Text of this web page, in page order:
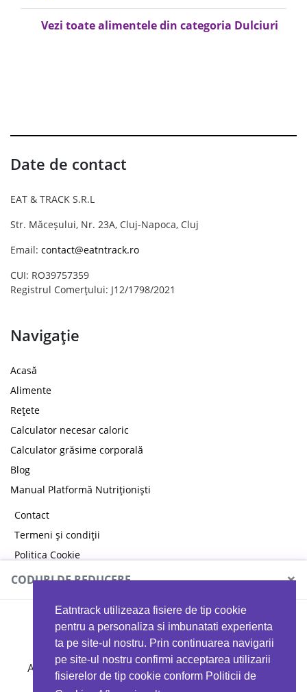
Eatntrack utilizeaza fisiere de tip cookie
pentru a personaliza si imbunatati experienta
ta pe site-ul nostru. Prin continuarea navigarii
pe site-ul nostru confirmi acceptarea utilizarii
fisierelor de tip cookie conform Politicii de
Vezi toate alimentele din categoria Dulciuri
Date de contact
EAT & TRACK S.R.L
Str. Măceșului, Nr. 23A, Cluj-Napoca, Cluj
Email: contact@eatntrack.ro
CUI: RO39757359
Registrul Comerțului: J12/1798/2021
Navigație
Acasă
Alimente
Rețete
Calculator necesar caloric
Calculator grăsime corporală
Blog
Manual Platformă Nutriționiști
Contact
Termeni și condiții
Politica Cookie
Politica de confidențialitate
CODURI DE REDUCERE ×
MYPROTEIN
Ai 40%reducere la orice comandă folosind codul
EATTRACK